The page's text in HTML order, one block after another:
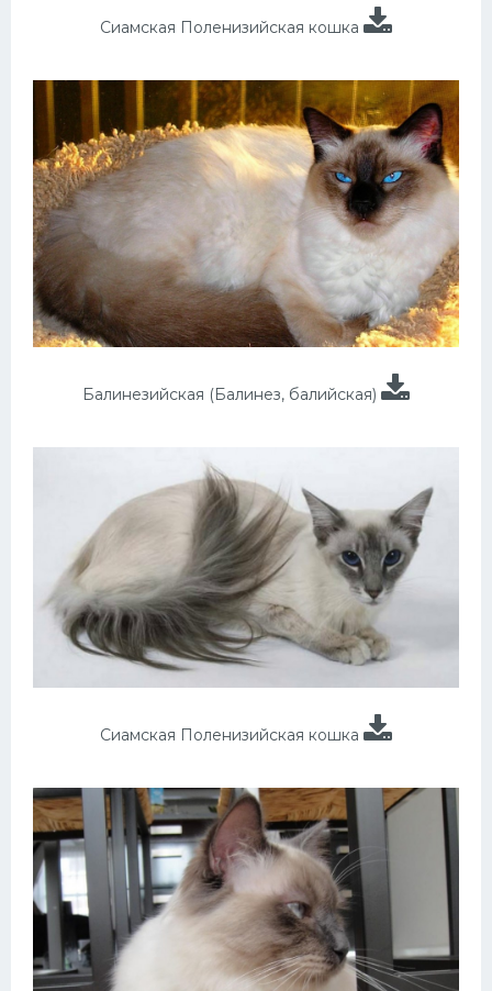
Сиамская Поленизийская кошка
Балинезийская (Балинез, балийская)
Сиамская Поленизийская кошка